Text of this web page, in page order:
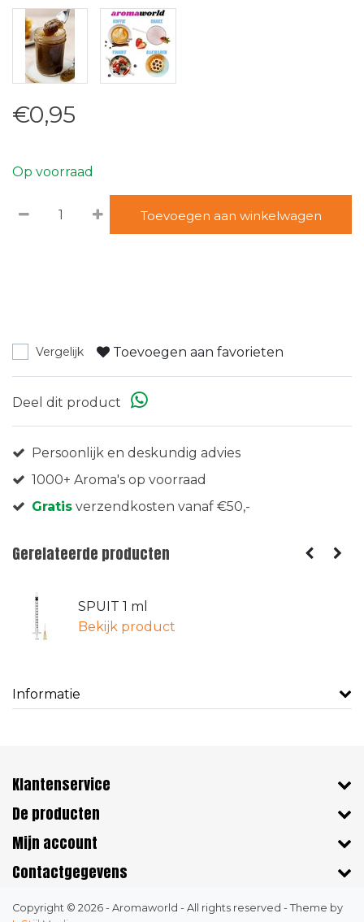
€0,95
Op voorraad
Toevoegen aan winkelwagen
Vergelijk Toevoegen aan favorieten
Deel dit product
Persoonlijk en deskundig advies
1000+ Aroma's op voorraad
Gratis verzendkosten vanaf €50,-
Gerelateerde producten
SPUIT 1 ml
Bekijk product
Informatie
Klantenservice
De producten
Mijn account
Contactgegevens
Copyright © 2026 - Aromaworld - All rights reserved - Theme by